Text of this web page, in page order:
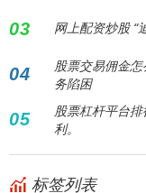
03 网上配资炒股 “
04
股票交易佣金
务陷困
05
股票杠杆平台
利。
标签列表